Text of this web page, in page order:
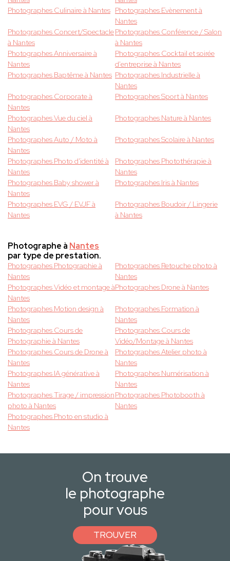
Photographes Culinaire à Nantes Photographes Evènement à
Nantes
Photographes Concert/Spectacle
à Nantes
Photographes Conférence / Salon
à Nantes
Photographes Anniversaire à
Nantes
Photographes Cocktail et soirée
d'entreprise à Nantes
Photographes Baptême à Nantes Photographes Industrielle à
Nantes
Photographes Corporate à
Nantes
Photographes Sport à Nantes
Photographes Vue du ciel à
Nantes
Photographes Nature à Nantes
Photographes Auto / Moto à
Nantes
Photographes Scolaire à Nantes
Photographes Photo d'identité à
Nantes
Photographes Photothérapie à
Nantes
Photographes Baby shower à
Nantes
Photographes Iris à Nantes
Photographes EVG / EVJF à
Nantes
Photographes Boudoir / Lingerie
à Nantes
Photographe à Nantes
par type de prestation.
Photographes Photographie à
Nantes
Photographes Retouche photo à
Nantes
Photographes Vidéo et montage à
Nantes
Photographes Drone à Nantes
Photographes Motion design à
Nantes
Photographes Formation à
Nantes
Photographes Cours de
Photographie à Nantes
Photographes Cours de
Vidéo/Montage à Nantes
Photographes Cours de Drone à
Nantes
Photographes Atelier photo à
Nantes
Photographes IA générative à
Nantes
Photographes Numérisation à
Nantes
Photographes Tirage / impression
photo à Nantes
Photographes Photobooth à
Nantes
Photographes Photo en studio à
Nantes
On trouve
le photographe
pour vous
TROUVER